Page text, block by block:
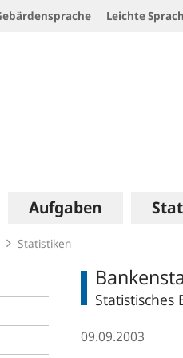
Leichte
Aufgaben
Statistiken
Statistisches
09.09.2003